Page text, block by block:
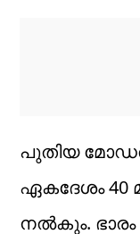
പുതിയ
ഏകദേശം
നല്‍കും. ഭാരം